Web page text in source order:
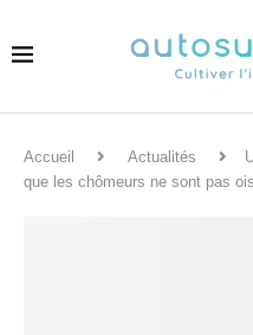
Accueil Actualités
que les chômeurs ne sont pas